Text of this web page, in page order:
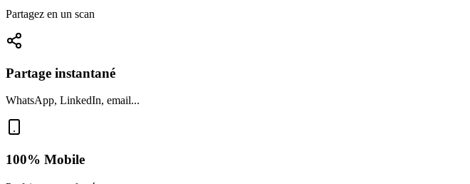
Partagez en un scan
Partage instantané
WhatsApp, LinkedIn, email...
100% Mobile